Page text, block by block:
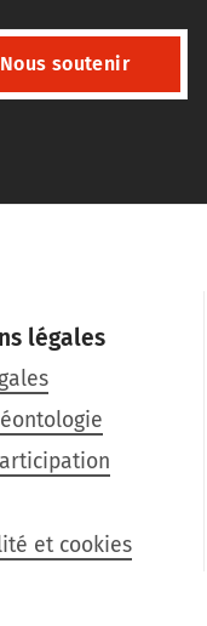
Nous soutenir
légales
et cookies